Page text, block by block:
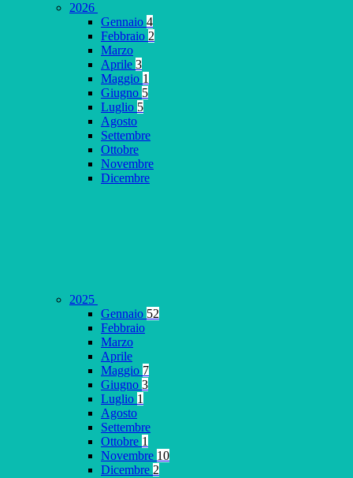
2026
Gennaio 4
Febbraio 2
Marzo
Aprile 3
Maggio 1
Giugno 5
Luglio 5
Agosto
Settembre
Ottobre
Novembre
Dicembre
2025
Gennaio 52
Febbraio
Marzo
Aprile
Maggio 7
Giugno 3
Luglio 1
Agosto
Settembre
Ottobre 1
Novembre 10
Dicembre 2